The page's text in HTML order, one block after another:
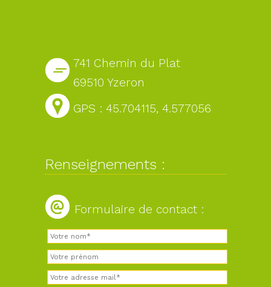
741 Chemin du Plat
69510 Yzeron
GPS : 45.704115, 4.577056
Renseignements :
Formulaire de contact :